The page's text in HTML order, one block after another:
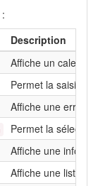
Description
Affiche un
Permet la saisie
Affiche une erreur
Permet la
Affiche une
Affiche une liste